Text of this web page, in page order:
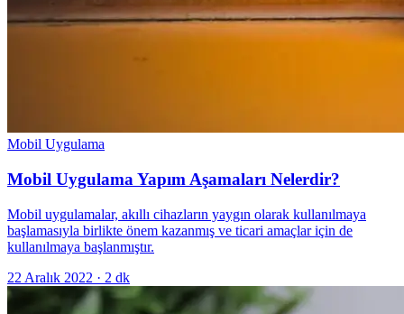
Mobil Uygulama
Mobil Uygulama Yapım Aşamaları Nelerdir?
Mobil uygulamalar, akıllı cihazların yaygın olarak kullanılmaya
başlamasıyla birlikte önem kazanmış ve ticari amaçlar için de
kullanılmaya başlanmıştır.
22 Aralık 2022 · 2 dk